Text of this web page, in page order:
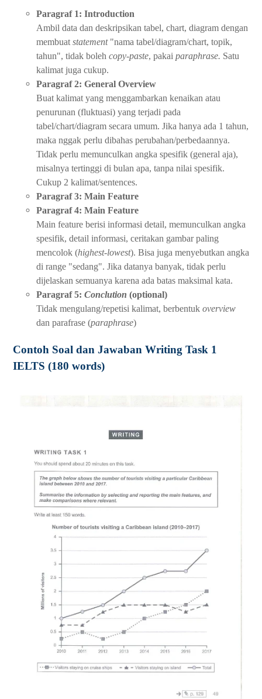
Paragraf 1: Introduction
Ambil data dan deskripsikan tabel, chart, diagram dengan
membuat statement "nama tabel/diagram/chart, topik,
tahun", tidak boleh copy-paste, pakai paraphrase. Satu
kalimat juga cukup.
Paragraf 2: General Overview
Buat kalimat yang menggambarkan kenaikan atau
penurunan (fluktuasi) yang terjadi pada
tabel/chart/diagram secara umum. Jika hanya ada 1 tahun,
maka nggak perlu dibahas perubahan/perbedaannya.
Tidak perlu memunculkan angka spesifik (general aja),
misalnya tertinggi di bulan apa, tanpa nilai spesifik.
Cukup 2 kalimat/sentences.
Paragraf 3: Main Feature
Paragraf 4: Main Feature
Main feature berisi informasi detail, memunculkan angka
spesifik, detail informasi, ceritakan gambar paling
mencolok (highest-lowest). Bisa juga menyebutkan angka
di range "sedang". Jika datanya banyak, tidak perlu
dijelaskan semuanya karena ada batas maksimal kata.
Paragraf 5: Conclution (optional)
Tidak mengulang/repetisi kalimat, berbentuk overview
dan parafrase (paraphrase)
Contoh Soal dan Jawaban Writing Task 1
IELTS (180 words)